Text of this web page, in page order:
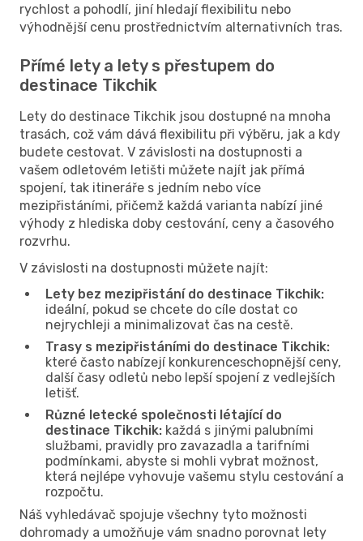
rychlost a pohodlí, jiní hledají flexibilitu nebo
výhodnější cenu prostřednictvím alternativních tras.
Přímé lety a lety s přestupem do
destinace Tikchik
Lety do destinace Tikchik jsou dostupné na mnoha
trasách, což vám dává flexibilitu při výběru, jak a kdy
budete cestovat. V závislosti na dostupnosti a
vašem odletovém letišti můžete najít jak přímá
spojení, tak itineráře s jedním nebo více
mezipřistáními, přičemž každá varianta nabízí jiné
výhody z hlediska doby cestování, ceny a časového
rozvrhu.
V závislosti na dostupnosti můžete najít:
Lety bez mezipřistání do destinace Tikchik:
ideální, pokud se chcete do cíle dostat co
nejrychleji a minimalizovat čas na cestě.
Trasy s mezipřistáními do destinace Tikchik:
které často nabízejí konkurenceschopnější ceny,
další časy odletů nebo lepší spojení z vedlejších
letišť.
Různé letecké společnosti létající do
destinace Tikchik: každá s jinými palubními
službami, pravidly pro zavazadla a tarifními
podmínkami, abyste si mohli vybrat možnost,
která nejlépe vyhovuje vašemu stylu cestování a
rozpočtu.
Náš vyhledávač spojuje všechny tyto možnosti
dohromady a umožňuje vám snadno porovnat lety